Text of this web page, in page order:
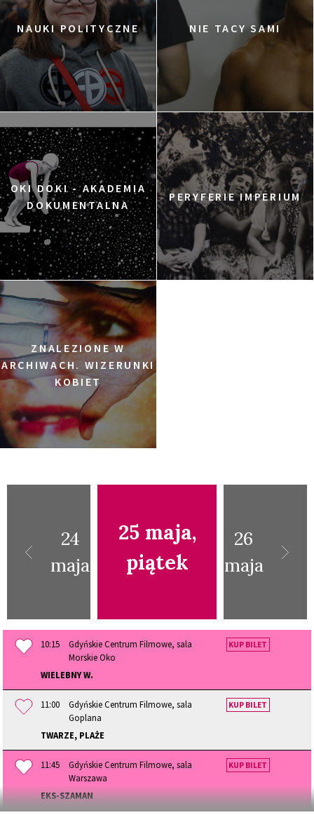
NAUKI POLITYCZNE NIE TACY SAMI
OKI DOKI - AKADEMIA
DOKUMENTALNA
PERYFERIE IMPERIUM
ZNALEZIONE W
ARCHIWACH. WIZERUNKI
KOBIET
24
maja
25 maja,
piątek
26
maja
10:15
Gdyńskie Centrum Filmowe, sala
Morskie Oko
WIELEBNY W.
KUP BILET
11:00
Gdyńskie Centrum Filmowe, sala
Goplana
TWARZE, PLAŻE
KUP BILET
11:45
Gdyńskie Centrum Filmowe, sala
Warszawa
EKS-SZAMAN
KUP BILET